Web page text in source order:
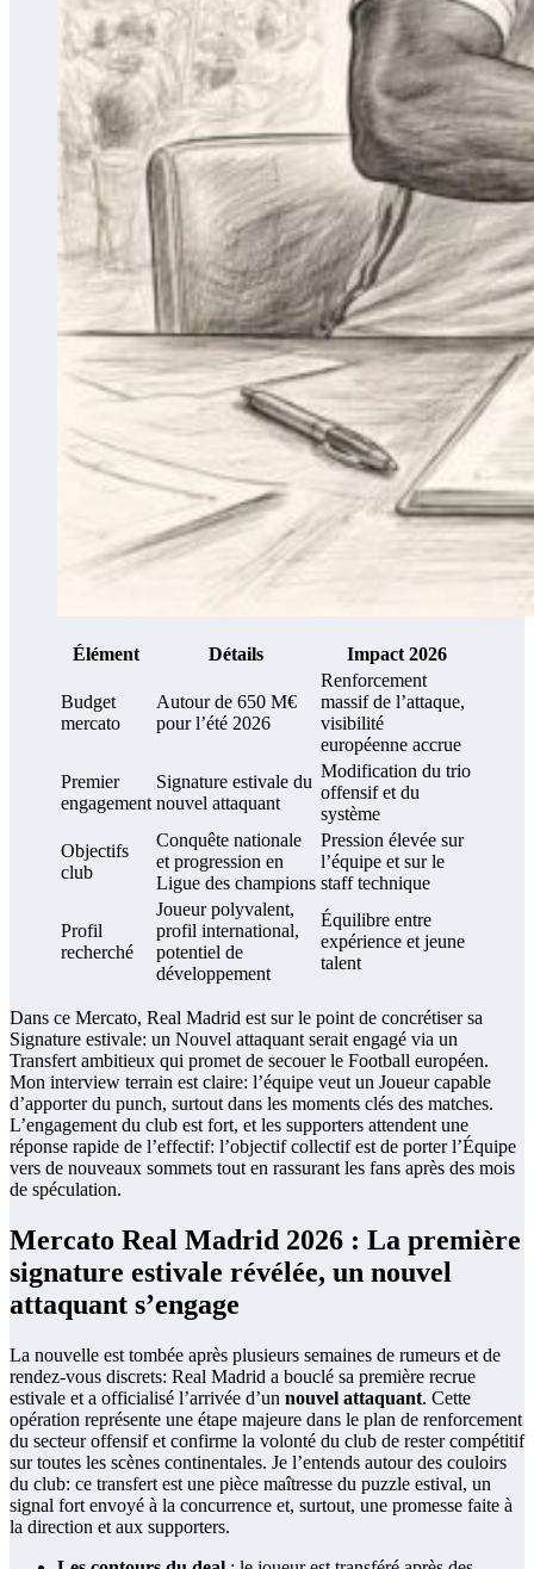
Élément Détails Impact 2026
Budget
mercato
Autour de 650 M€
pour l’été 2026
Renforcement
massif de l’attaque,
visibilité
européenne accrue
Premier
engagement
Signature estivale du
nouvel attaquant
Modification du trio
offensif et du
système
Objectifs
club
Conquête nationale
et progression en
Ligue des champions
Pression élevée sur
l’équipe et sur le
staff technique
Profil
recherché
Joueur polyvalent,
profil international,
potentiel de
développement
Équilibre entre
expérience et jeune
talent
Dans ce Mercato, Real Madrid est sur le point de concrétiser sa
Signature estivale: un Nouvel attaquant serait engagé via un
Transfert ambitieux qui promet de secouer le Football européen.
Mon interview terrain est claire: l’équipe veut un Joueur capable
d’apporter du punch, surtout dans les moments clés des matches.
L’engagement du club est fort, et les supporters attendent une
réponse rapide de l’effectif: l’objectif collectif est de porter l’Équipe
vers de nouveaux sommets tout en rassurant les fans après des mois
de spéculation.
Mercato Real Madrid 2026 : La première
signature estivale révélée, un nouvel
attaquant s’engage
La nouvelle est tombée après plusieurs semaines de rumeurs et de
rendez-vous discrets: Real Madrid a bouclé sa première recrue
estivale et a officialisé l’arrivée d’un nouvel attaquant. Cette
opération représente une étape majeure dans le plan de renforcement
du secteur offensif et confirme la volonté du club de rester compétitif
sur toutes les scènes continentales. Je l’entends autour des couloirs
du club: ce transfert est une pièce maîtresse du puzzle estival, un
signal fort envoyé à la concurrence et, surtout, une promesse faite à
la direction et aux supporters.